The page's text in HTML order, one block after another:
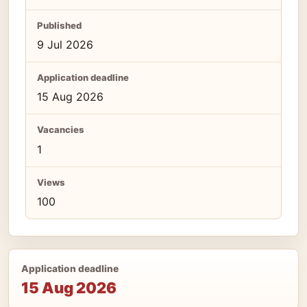
Published
9 Jul 2026
Application deadline
15 Aug 2026
Vacancies
1
Views
100
Application deadline
15 Aug 2026